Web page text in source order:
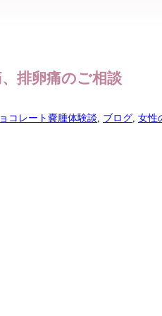
排卵痛のご相談
コレート嚢腫体験談
ブログ 女性